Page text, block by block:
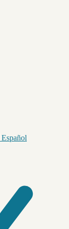
Español